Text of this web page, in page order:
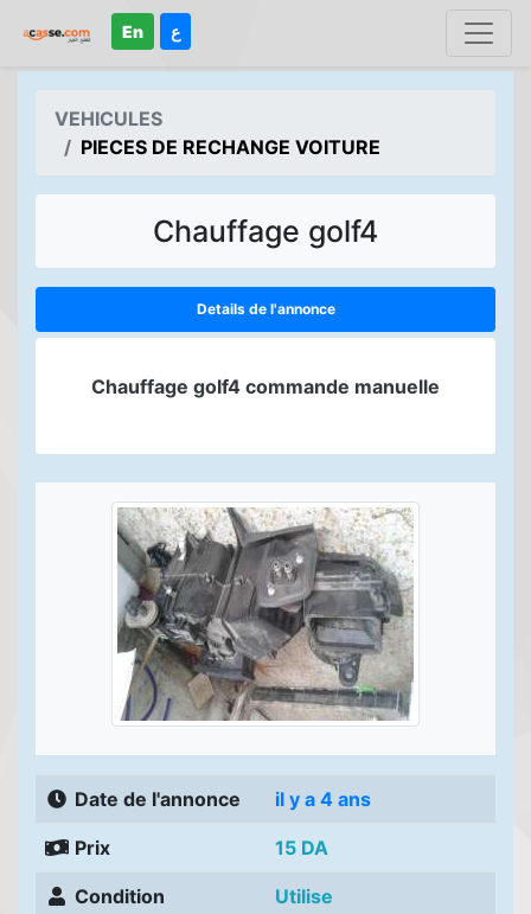
En ع
VEHICULES
PIECES DE RECHANGE VOITURE
Chauffage golf4
Details de l'annonce
Chauffage golf4 commande manuelle
Date de l'annonce il y a 4 ans
Prix 15 DA
Condition Utilise